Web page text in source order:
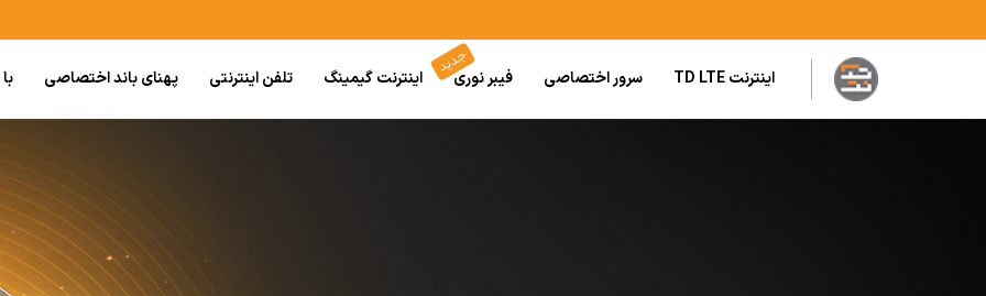
به
اینترنت TD LTE سرور اختصاصی فیبر نوری اینترنت گیمینگ تلفن اینترنتی پهنای باند اختصاصی